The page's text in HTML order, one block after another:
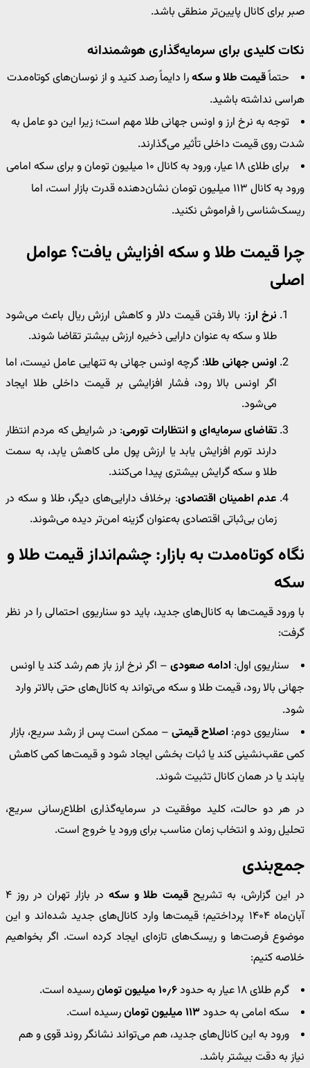
صبر برای کانال پایین‌تر منطقی باشد.
نکات کلیدی برای سرمایه‌گذاری هوشمندانه
حتماً قیمت طلا و سکهرا دایماً رصد کنید و از نوسان‌های کوتاه‌مدت
هراسی نداشته باشید.
توجه به نرخ ارز و اونس جهانی طلا مهم است؛ زیرا این دو عامل به
شدت روی قیمت داخلی تأثیر می‌گذارند.
برای طلای ۱۸ عیار، ورود به کانال ۱۰ میلیون تومان و برای سکه امامی
ورود به کانال ۱۱۳ میلیون تومان نشان‌دهنده قدرت بازار است، اما
ریسک‌شناسی را فراموش نکنید.
چرا قیمت طلا و سکه افزایش یافت؟ عوامل
اصلی
نرخ ارز: بالا رفتن قیمت دلار و کاهش ارزش ریال باعث می‌شود
طلا و سکه به عنوان دارایی ذخیره ارزش بیشتر تقاضا شوند.
اونس جهانی طلا: گرچه اونس جهانی به تنهایی عامل نیست، اما
اگر اونس بالا رود، فشار افزایشی بر قیمت داخلی طلا ایجاد
می‌شود.
تقاضای سرمایه‌ای و انتظارات تورمی: در شرایطی که مردم انتظار
دارند تورم افزایش یابد یا ارزش پول ملی کاهش یابد، به سمت
طلا و سکه گرایش بیشتری پیدا می‌کنند.
عدم اطمینان اقتصادی: برخلاف دارایی‌های دیگر، طلا و سکه در
زمان بی‌ثباتی اقتصادی به‌عنوان گزینه امن‌تر دیده می‌شوند.
نگاه کوتاه‌مدت به بازار: چشم‌انداز قیمت طلا و
سکه
با ورود قیمت‌ها به کانال‌های جدید، باید دو سناریوی احتمالی را در نظر
گرفت:
سناریوی اول: ادامه صعودی – اگر نرخ ارز باز هم رشد کند یا اونس
جهانی بالا رود، قیمت طلا و سکه می‌تواند به کانال‌های حتی بالاتر وارد
شود.
سناریوی دوم: اصلاح قیمتی – ممکن است پس از رشد سریع، بازار
کمی عقب‌نشینی کند یا ثبات بخشی ایجاد شود و قیمت‌ها کمی کاهش
یابند یا در همان کانال تثبیت شوند.
در هر دو حالت، کلید موفقیت در سرمایه‌گذاری اطلاع‌رسانی سریع،
تحلیل روند و انتخاب زمان مناسب برای ورود یا خروج است.
جمع‌بندی
در این گزارش، به تشریح قیمت طلا و سکه
در بازار تهران در روز ۴
آبان‌ماه ۱۴۰۴ پرداختیم؛ قیمت‌ها وارد کانال‌های جدید شده‌اند و این
موضوع فرصت‌ها و ریسک‌های تازه‌ای ایجاد کرده است. اگر بخواهیم
خلاصه کنیم:
گرم طلای ۱۸ عیار به حدود
۱۰٫۶ میلیون تومان
رسیده است.
سکه امامی به حدود۱۱۳ میلیون تومان
رسیده است.
ورود به این کانال‌های جدید، هم می‌تواند نشانگر روند قوی و هم
نیاز به دقت بیشتر باشد.